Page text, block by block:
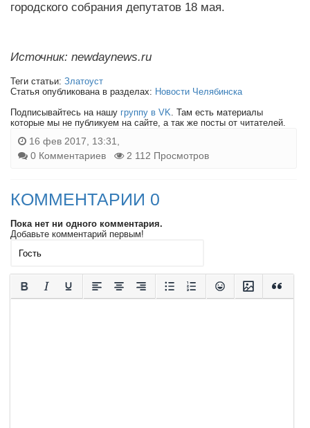
городского собрания депутатов 18 мая.
Источник: newdaynews.ru
Теги статьи: Златоуст
Статья опубликована в разделах: Новости Челябинска
Подписывайтесь на нашу группу в VK. Там есть материалы
которые мы не публикуем на сайте, а так же посты от читателей.
16 фев 2017, 13:31,
0 Комментариев
2 112 Просмотров
КОММЕНТАРИИ 0
Пока нет ни одного комментария.
Добавьте комментарий первым!